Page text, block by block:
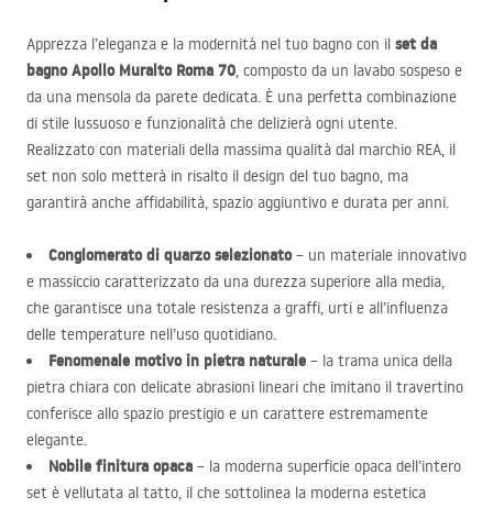
Apprezza l’eleganza e la modernità nel tuo bagno con il set da
bagno Apollo Muralto Roma 70, composto da un lavabo sospeso e
da una mensola da parete dedicata. È una perfetta combinazione
di stile lussuoso e funzionalità che delizierà ogni utente.
Realizzato con materiali della massima qualità dal marchio REA, il
set non solo metterà in risalto il design del tuo bagno, ma
garantirà anche affidabilità, spazio aggiuntivo e durata per anni.
Conglomerato di quarzo selezionato– un materiale innovativo
e massiccio caratterizzato da una durezza superiore alla media,
che garantisce una totale resistenza a graffi, urti e all’influenza
delle temperature nell’uso quotidiano.
Fenomenale motivo in pietra naturale – la trama unica della
pietra chiara con delicate abrasioni lineari che imitano il travertino
conferisce allo spazio prestigio e un carattere estremamente
elegante.
Nobile finitura opaca – la moderna superficie opaca dell’intero
set è vellutata al tatto, il che sottolinea la moderna estetica